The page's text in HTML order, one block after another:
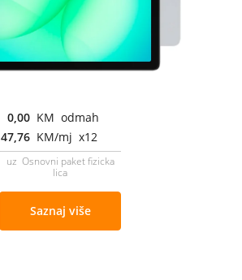
0,00 KM odmah
47,76 KM/mj x12
uz Osnovni paket fizicka
lica
Saznaj više